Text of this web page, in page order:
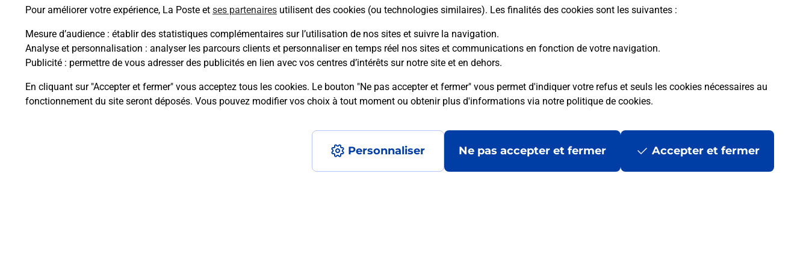
Pour améliorer votre expérience, La Poste et ses partenaires utilisent des cookies (ou technologies similaires). Les finalités des cookies sont les suivantes :
Mesure d’audience : établir des statistiques complémentaires sur l’utilisation de nos sites et suivre la navigation.
Analyse et personnalisation : analyser les parcours clients et personnaliser en temps réel nos sites et communications en fonction de votre navigation.
Publicité : permettre de vous adresser des publicités en lien avec vos centres d’intérêts sur notre site et en dehors.
En cliquant sur "Accepter et fermer" vous acceptez tous les cookies. Le bouton "Ne pas accepter et fermer" vous permet d'indiquer votre refus et seuls les cookies nécessaires au
fonctionnement du site seront déposés. Vous pouvez modifier vos choix à tout moment ou obtenir plus d'informations via notre politique de cookies.
Personnaliser Ne pas accepter et fermer Accepter et fermer
Questions fréquemment posées